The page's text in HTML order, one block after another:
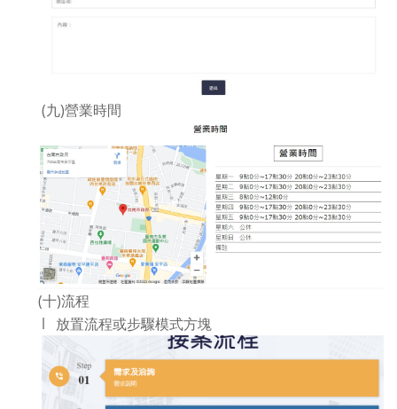
(九)營業時間
(十)流程
l 放置流程或步驟模式方塊